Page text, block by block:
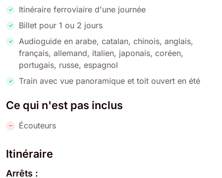
Itinéraire ferroviaire d'une journée
Billet pour 1 ou 2 jours
Audioguide en arabe, catalan, chinois, anglais,
français, allemand, italien, japonais, coréen,
portugais, russe, espagnol
Train avec vue panoramique et toit ouvert en été
Ce qui n'est pas inclus
Écouteurs
Itinéraire
Arrêts :